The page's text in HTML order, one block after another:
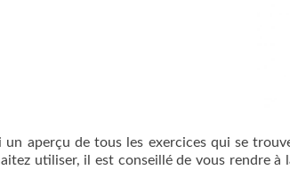
un aperçu de tous les exercices qui se
utiliser, il est conseillé de vous rendre